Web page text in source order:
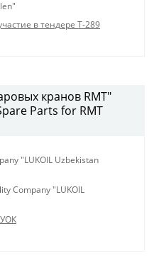
в тендере Т-289
кранов RMT"
Parts for RMT
"LUKOIL Uzbekistan
Company "LUKOIL